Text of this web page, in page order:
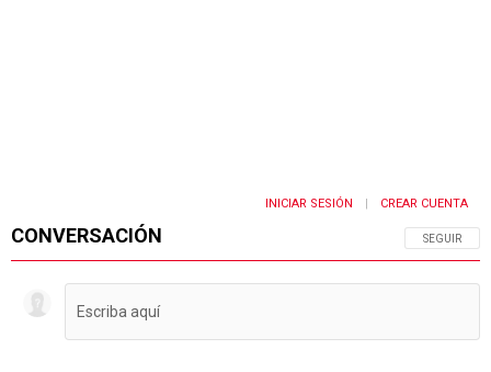
CONVERSACIÓN SIGA ESTA
SEGUIR
INICIAR SESIÓN CREAR CUENTA